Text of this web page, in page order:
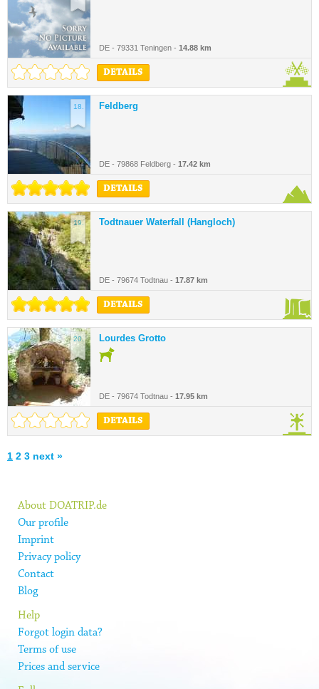
DE - 79331 Teningen - 14.88 km
DETAILS
18. Feldberg
DE - 79868 Feldberg - 17.42 km
DETAILS
19. Todtnauer Waterfall (Hangloch)
DE - 79674 Todtnau - 17.87 km
DETAILS
20. Lourdes Grotto
DE - 79674 Todtnau - 17.95 km
DETAILS
1 2 3 next »
About DOATRIP.de
Our profile
Imprint
Privacy policy
Contact
Blog
Help
Forgot login data?
Terms of use
Prices and service